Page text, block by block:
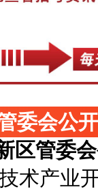
委会公
区管委
产业开